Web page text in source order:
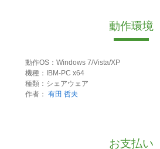
動作環境
動作OS：Windows 7/Vista/XP
機種：IBM-PC x64
種類：シェアウェア
作者： 有田 哲夫
お支払い